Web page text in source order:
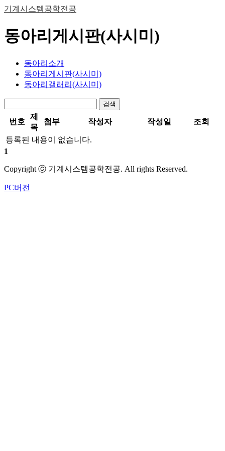
기계시스템공학전공
동아리게시판(사시미)
동아리소개
동아리게시판(사시미)
동아리갤러리(사시미)
검색
번호
제
목
첨부 작성자 작성일 조회
등록된 내용이 없습니다.
1
Copyright ⓒ 기계시스템공학전공. All rights Reserved.
PC버전